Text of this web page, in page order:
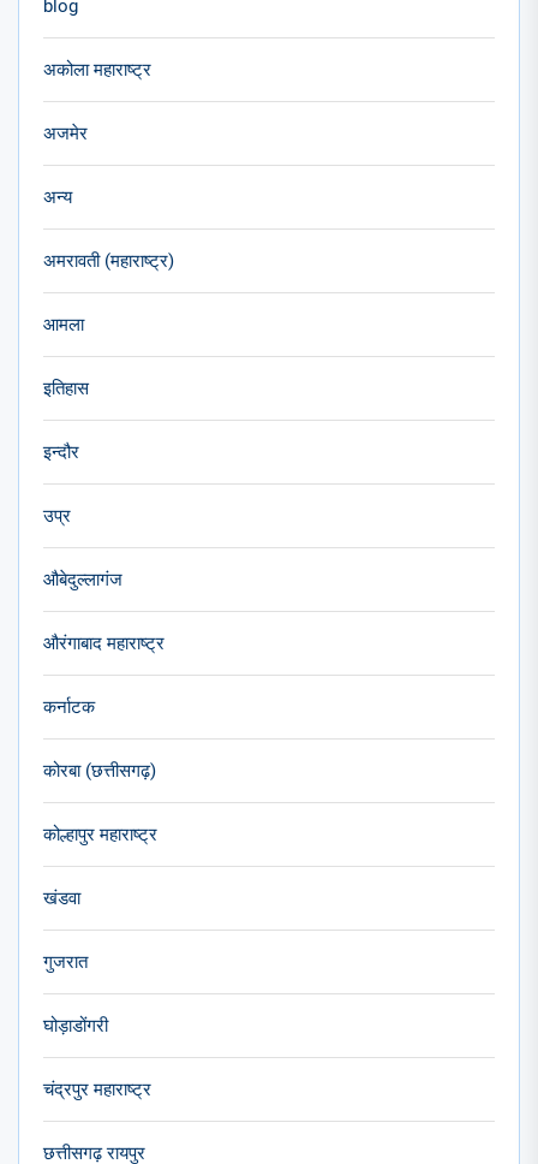
blog
अकोला महाराष्ट्र
अजमेर
अन्य
अमरावती (महाराष्ट्र)
आमला
इतिहास
इन्दौर
उप्र
औबेदुल्लागंज
औरंगाबाद महाराष्ट्र
कर्नाटक
कोरबा (छत्तीसगढ़)
कोल्हापुर महाराष्ट्र
खंडवा
गुजरात
घोड़ाडोंगरी
चंद्रपुर महाराष्ट्र
छत्तीसगढ़ रायपुर